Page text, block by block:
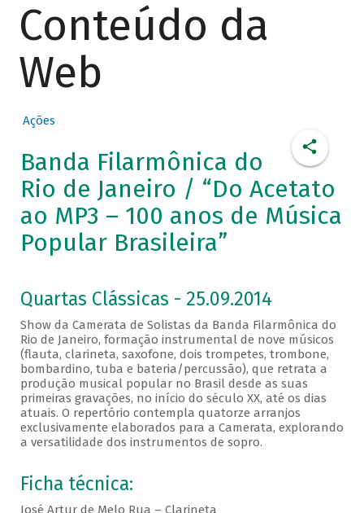
Conteúdo da
Web
Ações
Banda Filarmônica do
Rio de Janeiro / “Do Acetato
ao MP3 – 100 anos de Música
Popular Brasileira”
Quartas Clássicas - 25.09.2014
Show da Camerata de Solistas da Banda Filarmônica do
Rio de Janeiro, formação instrumental de nove músicos
(flauta, clarineta, saxofone, dois trompetes, trombone,
bombardino, tuba e bateria/percussão), que retrata a
produção musical popular no Brasil desde as suas
primeiras gravações, no início do século XX, até os dias
atuais. O repertório contempla quatorze arranjos
exclusivamente elaborados para a Camerata, explorando
a versatilidade dos instrumentos de sopro.
Ficha técnica: